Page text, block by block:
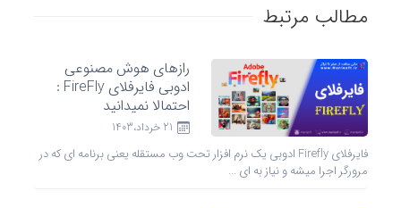
مطالب مرتبط
رازهای هوش مصنوعی
ادوبی فایرفلای FireFly :
احتمالا نمیدانید
21 خرداد،1403
فایرفلای Firefly ادوبی یک نرم افزار تحت وب مستقله یعنی برنامه ای که در
مرورگر اجرا میشه و نیاز به ای ...